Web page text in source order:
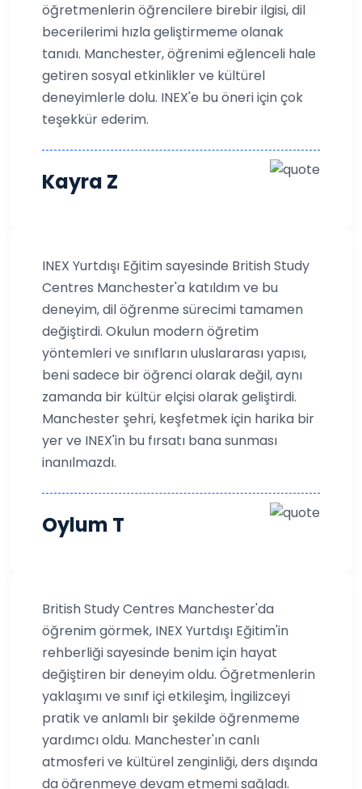
öğretmenlerin öğrencilere birebir ilgisi, dil
becerilerimi hızla geliştirmeme olanak
tanıdı. Manchester, öğrenimi eğlenceli hale
getiren sosyal etkinlikler ve kültürel
deneyimlerle dolu. INEX'e bu öneri için çok
teşekkür ederim.
Kayra Z
INEX Yurtdışı Eğitim sayesinde British Study
Centres Manchester'a katıldım ve bu
deneyim, dil öğrenme sürecimi tamamen
değiştirdi. Okulun modern öğretim
yöntemleri ve sınıfların uluslararası yapısı,
beni sadece bir öğrenci olarak değil, aynı
zamanda bir kültür elçisi olarak geliştirdi.
Manchester şehri, keşfetmek için harika bir
yer ve INEX'in bu fırsatı bana sunması
inanılmazdı.
Oylum T
British Study Centres Manchester'da
öğrenim görmek, INEX Yurtdışı Eğitim'in
rehberliği sayesinde benim için hayat
değiştiren bir deneyim oldu. Öğretmenlerin
yaklaşımı ve sınıf içi etkileşim, İngilizceyi
pratik ve anlamlı bir şekilde öğrenmeme
yardımcı oldu. Manchester'ın canlı
atmosferi ve kültürel zenginliği, ders dışında
da öğrenmeye devam etmemi sağladı.